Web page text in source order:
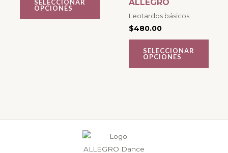
SELECCIONAR
OPCIONES
opciones
producto
ALLEGRO
Leotardos básicos
$480.00
SELECCIONAR
OPCIONES
se
pueden
elegir
en
producto